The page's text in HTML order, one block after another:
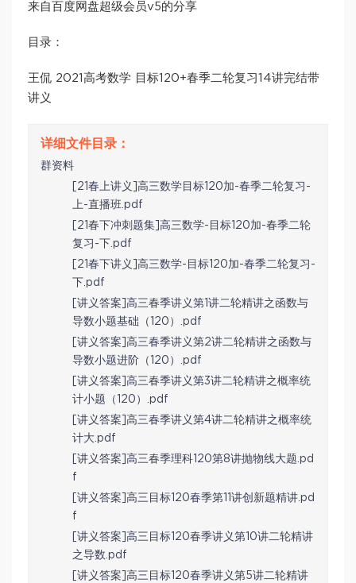
来自百度网盘超级会员v5的分享
目录：
王侃 2021高考数学 目标120+春季二轮复习14讲完结带
讲义
群资料
[21春上讲义]高三数学目标120加-春季二轮复习-
上-直播班.pdf
[21春下冲刺题集]高三数学-目标120加-春季二轮
复习-下.pdf
[21春下讲义]高三数学-目标120加-春季二轮复习-
下.pdf
[讲义答案]高三春季讲义第1讲二轮精讲之函数与
导数小题基础（120）.pdf
[讲义答案]高三春季讲义第2讲二轮精讲之函数与
导数小题进阶（120）.pdf
[讲义答案]高三春季讲义第3讲二轮精讲之概率统
计小题（120）.pdf
[讲义答案]高三春季讲义第4讲二轮精讲之概率统
计大.pdf
[讲义答案]高三春季理科120第8讲抛物线大题.pd
f
[讲义答案]高三目标120春季第11讲创新题精讲.pd
f
[讲义答案]高三目标120春季讲义第10讲二轮精讲
之导数.pdf
[讲义答案]高三目标120春季讲义第5讲二轮精讲